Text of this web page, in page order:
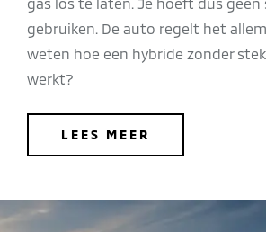
gebruiken. De auto regelt het
weten hoe een hybride zonder
werkt?
LEES MEER